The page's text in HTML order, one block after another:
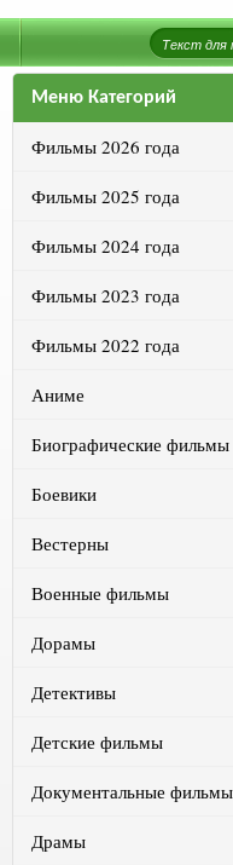
Меню Категорий
Фильмы 2026 года
Фильмы 2025 года
Фильмы 2024 года
Фильмы 2023 года
Фильмы 2022 года
Аниме
Биографические фильмы
Боевики
Вестерны
Военные фильмы
Дорамы
Детективы
Детские фильмы
Документальные фильмы
Драмы